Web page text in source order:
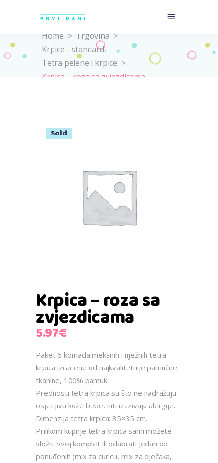
Home > Trgovina >
Krpice - standard,
Tetra pelene i krpice >
Krpica – roza sa zvjezdicama
Sold
Krpica – roza sa
zvjezdicama
5.97€
Paket 6 komada mekanih i nježnih tetra
krpica izrađene od najkvalitetnije pamučne
tkanine, 100% pamuk.
Prednosti tetra krpica su što ne nadražuju
osjetljivu kože bebe, niti izazivaju alergije.
Dimenzija tetra krpica: 35×35 cm.
Prilikom kupnje tetra krpica sami možete
složiti svoj komplet ili odabrati jedan od
ponuđenih (mix za curicu, mix za dječaka,